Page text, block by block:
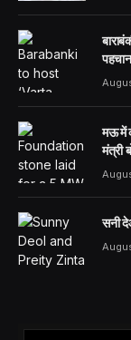
मऊ में
मंत्री
सनी